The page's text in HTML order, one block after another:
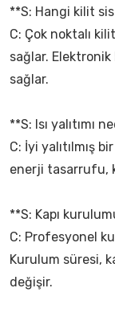
**S: Hangi kilit
C: Çok noktalı
sağlar.
sağlar.
**S: Isı yalıtımı
C: İyi yalıtılmış
enerji tasarrufu,
**S: Kapı
C: Profesyonel
Kurulum süresi,
değişir.